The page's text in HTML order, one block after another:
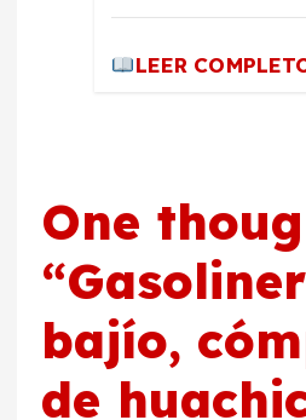
LEER
One
“
bajío,
de